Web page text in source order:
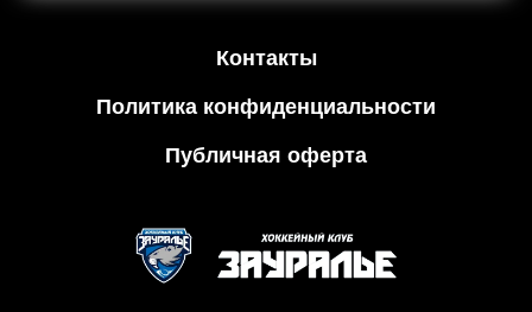
Контакты
Политика конфиденциальности
Публичная оферта